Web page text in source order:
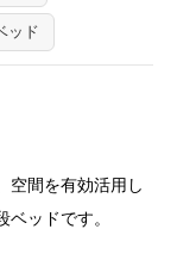
ッド
空間を有効活用し
ッドです。